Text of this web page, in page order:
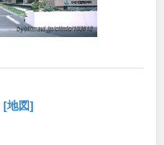
[地図]